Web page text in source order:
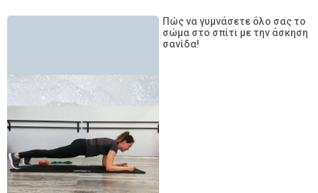
Πώς να γυμνάσετε όλο σας το
σώμα στο σπίτι με την άσκηση
σανίδα!